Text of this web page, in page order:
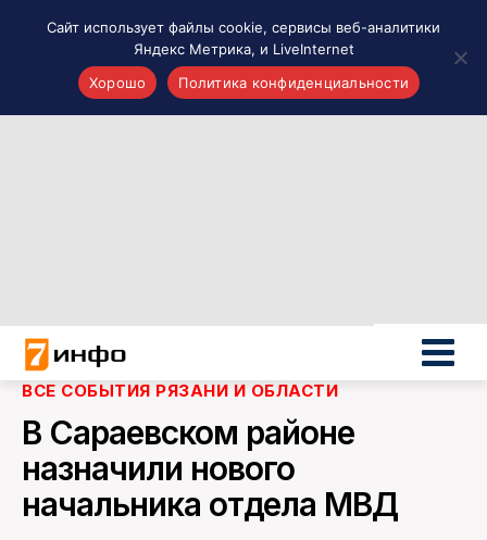
Новости России
Политика
Новости мира
О НАС
ВСЕ СОБЫТИЯ РЯЗАНИ И ОБЛАСТИ
В Сараевском районе
назначили нового
начальника отдела МВД
Сайт использует файлы cookie, сервисы веб-аналитики
Яндекс Метрика, и LiveInternet
Хорошо
Политика конфиденциальности